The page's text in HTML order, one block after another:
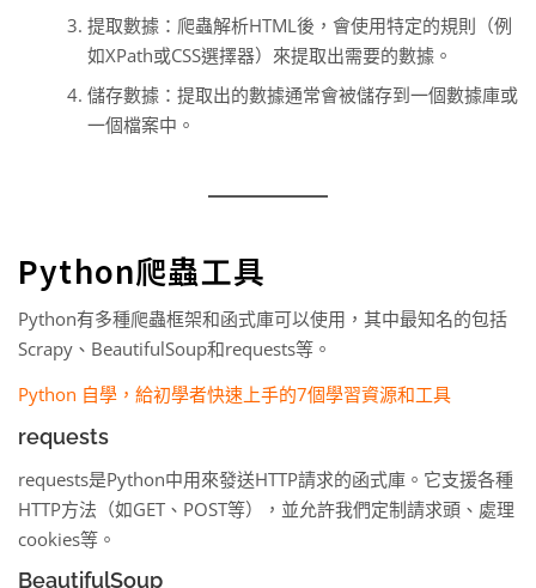
提取數據：爬蟲解析HTML後，會使用特定的規則（例
如XPath或CSS選擇器）來提取出需要的數據。
儲存數據：提取出的數據通常會被儲存到一個數據庫或
一個檔案中。
Python爬蟲工具
Python有多種爬蟲框架和函式庫可以使用，其中最知名的包括
Scrapy、BeautifulSoup和requests等。
Python 自學，給初學者快速上手的7個學習資源和工具
requests
requests是Python中用來發送HTTP請求的函式庫。它支援各種
HTTP方法（如GET、POST等），並允許我們定制請求頭、處理
cookies等。
BeautifulSoup